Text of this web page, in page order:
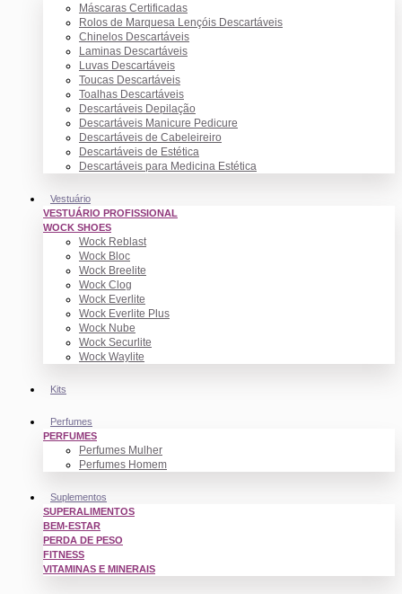
Máscaras Certificadas
Rolos de Marquesa Lençóis Descartáveis
Chinelos Descartáveis
Laminas Descartáveis
Luvas Descartáveis
Toucas Descartáveis
Toalhas Descartáveis
Descartáveis Depilação
Descartáveis Manicure Pedicure
Descartáveis de Cabeleireiro
Descartáveis de Estética
Descartáveis para Medicina Estética
Vestuário
VESTUÁRIO PROFISSIONAL
WOCK SHOES
Wock Reblast
Wock Bloc
Wock Breelite
Wock Clog
Wock Everlite
Wock Everlite Plus
Wock Nube
Wock Securlite
Wock Waylite
Kits
Perfumes
PERFUMES
Perfumes Mulher
Perfumes Homem
Suplementos
SUPERALIMENTOS
BEM-ESTAR
PERDA DE PESO
FITNESS
VITAMINAS E MINERAIS